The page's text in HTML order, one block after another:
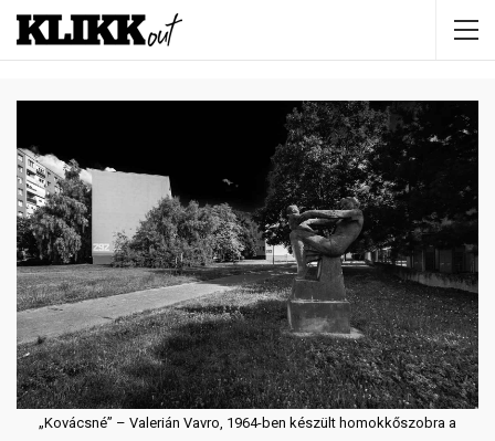
„Kovácsné” – Valerián Vavro, 1964-ben készült homokkőszobra a